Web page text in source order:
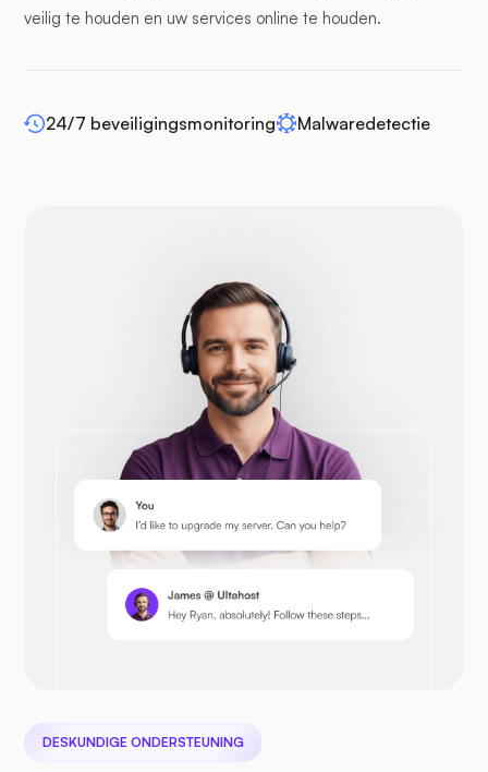
WP-extendify
Opencart
Prestashop
veilig te houden en uw services online te houden.
24/7 beveiligingsmonitoring Malwaredetectie
DESKUNDIGE ONDERSTEUNING